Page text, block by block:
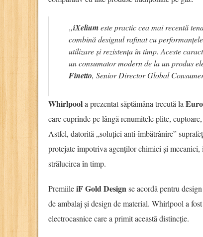
„iXeliumeste practic cea mai recentă
combină designul rafinat cu
utilizare și rezistența în timp. Aceste
un consumator modern de la un produs
Finetto, Senior Director Global
Whirlpoola prezentat săptămâna trecută la
care cuprinde pe lângă renumitele plite,
Astfel, datorită „soluției anti-îmbătrânire”
protejate împotriva agenților chimici și mecanici,
strălucirea în timp.
PremiileiF Gold Designse acordă pentru
de ambalaj și design de material. Whirlpool a
electrocasnice care a primit această distincție.